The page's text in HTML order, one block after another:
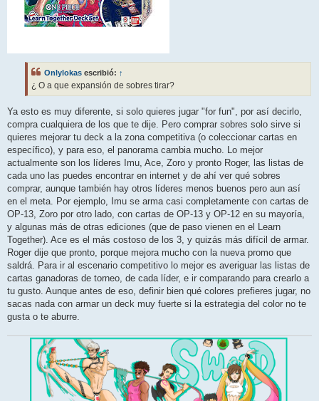
Onlylokas escribió: ↑
¿ O a que expansión de sobres tirar?
Ya esto es muy diferente, si solo quieres jugar "for fun", por así decirlo,
compra cualquiera de los que te dije. Pero comprar sobres solo sirve si
quieres mejorar tu deck a la zona competitiva (o coleccionar cartas en
específico), y para eso, el panorama cambia mucho. Lo mejor
actualmente son los líderes Imu, Ace, Zoro y pronto Roger, las listas de
cada uno las puedes encontrar en internet y de ahí ver qué sobres
comprar, aunque también hay otros líderes menos buenos pero aun así
en el meta. Por ejemplo, Imu se arma casi completamente con cartas de
OP-13, Zoro por otro lado, con cartas de OP-13 y OP-12 en su mayoría,
y algunas más de otras ediciones (que de paso vienen en el Learn
Together). Ace es el más costoso de los 3, y quizás más difícil de armar.
Roger dije que pronto, porque mejora mucho con la nueva promo que
saldrá. Para ir al escenario competitivo lo mejor es averiguar las listas de
cartas ganadoras de torneo, de cada líder, e ir comparando para crearlo a
tu gusto. Aunque antes de eso, definir bien qué colores prefieres jugar, no
sacas nada con armar un deck muy fuerte si la estrategia del color no te
gusta o te aburre.